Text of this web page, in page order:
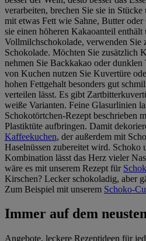
verarbeiten, brechen Sie sie in Stücke
mit etwas Fett wie Sahne, Butter
sie einen höheren Kakaoanteil
Vollmilchschokolade, verwenden Sie
Schokolade. Möchten Sie zusätzlich
nehmen Sie Backkakao oder
von Kuchen nutzen Sie Kuvertüre
hohen Fettgehalt besonders gut
verteilen lässt. Es gibt
weiße Varianten. Feine Glasurlinien
Schokotörtchen-Rezept beschrieben
Plastiktüte aufbringen. Damit
Kaffeekuchen, der außerdem mit
Haselnüssen zubereitet wird. Schoko
Kombination lässt das Herz vieler
wäre es mit unserem Rezept für
Kirschen? Lecker schokoladig, aber
Zum Beispiel mit unserem Schoko-
Immer auf dem
Angebote, leckere Rezeptideen für